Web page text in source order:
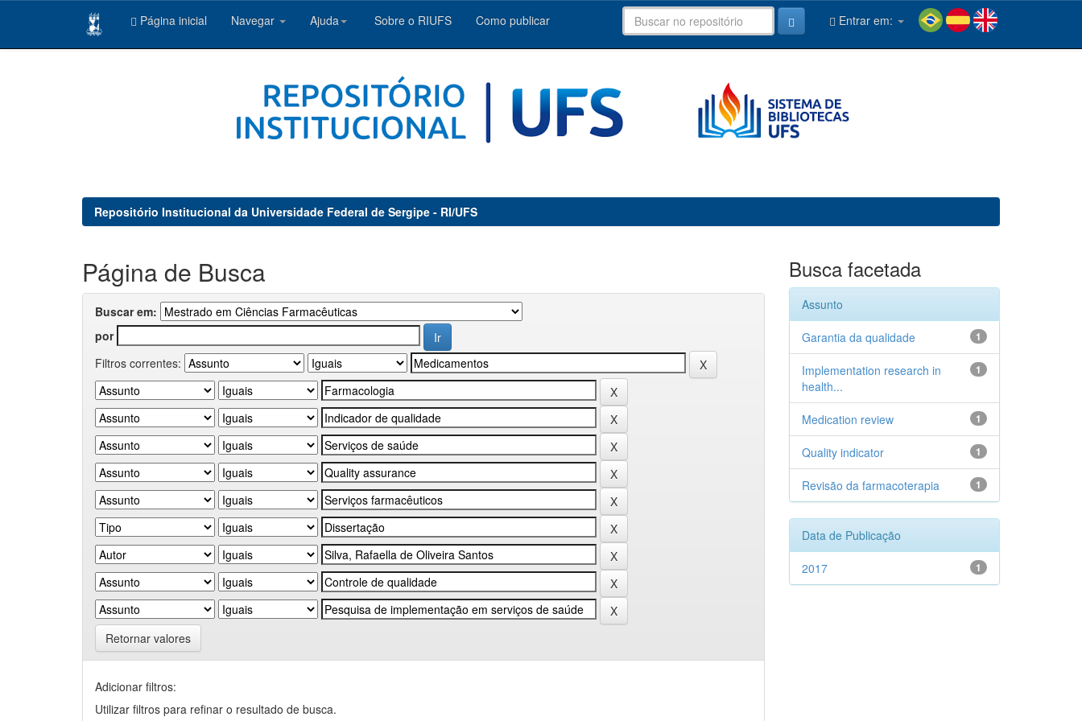
Página inicial Navegar Ajuda Sobre o RIUFS Como publicar Entrar em:
Repositório Institucional da Universidade Federal de Sergipe - RI/UFS
Página de Busca
Buscar em:
por
Filtros correntes:
Retornar valores
Adicionar filtros:
Utilizar filtros para refinar o resultado de busca.
Busca facetada
Assunto
1
Garantia da qualidade
1
Implementation research in
health...
1
Medication review
1
Quality indicator
1
Revisão da farmacoterapia
Data de Publicação
1
2017